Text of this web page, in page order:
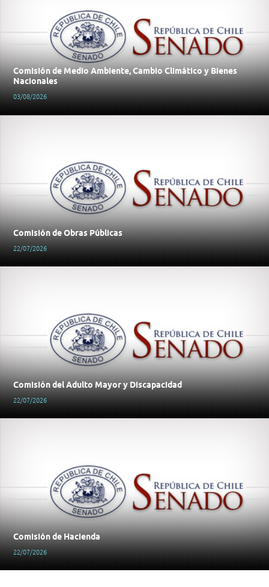
Comisión de Medio Ambiente, Cambio Climático y Bienes
Nacionales
03/08/2026
Comisión de Obras Públicas
22/07/2026
Comisión del Adulto Mayor y Discapacidad
22/07/2026
Comisión de Hacienda
22/07/2026